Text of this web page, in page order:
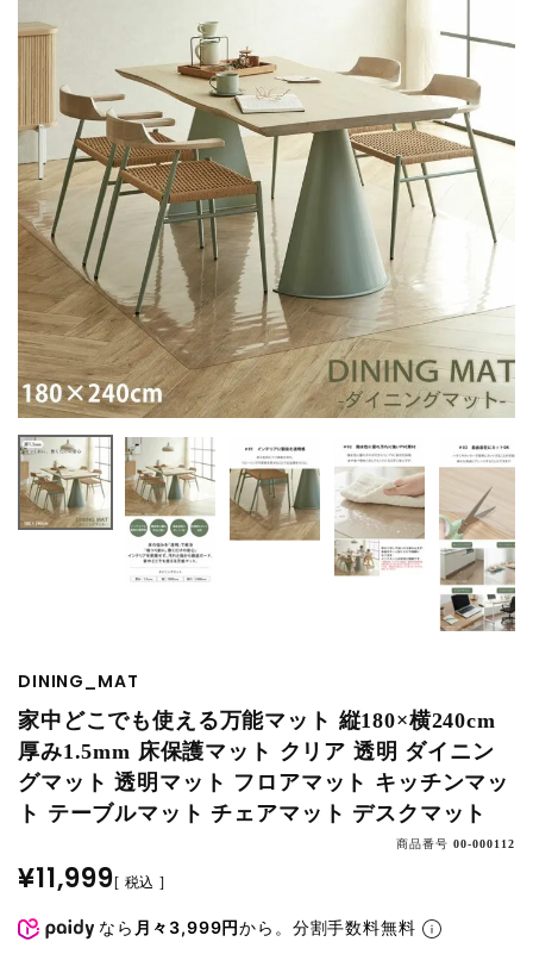
DINING_MAT
家中どこでも使える万能マット 縦180×横240cm
厚み1.5mm 床保護マット クリア 透明 ダイニン
グマット 透明マット フロアマット キッチンマッ
ト テーブルマット チェアマット デスクマット
商品番号 00-000112
¥11,999 税込
なら 月々3,999円から。分割手数料無料